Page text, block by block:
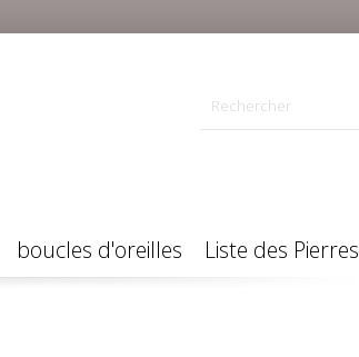
boucles d'oreilles Liste des Pierres